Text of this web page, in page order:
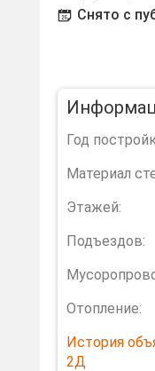
Снято с
Год
Материал
Этажей:
Подъездов:
Отопление:
История
2Д